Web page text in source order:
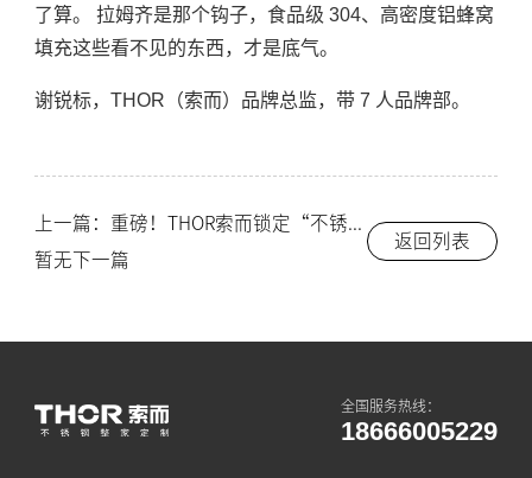
了算。 拉姆齐是那个钩子，食品级 304、高密度铝蜂窝
填充这些看不见的东西，才是底气。
谢锐标，THOR（索而）品牌总监，带 7 人品牌部。
暂无下一篇
返回列表
全国服务热线：
18666005229